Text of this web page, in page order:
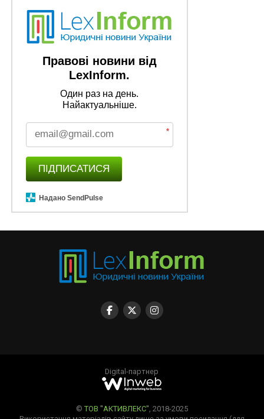
Правові новини від
LexInform.
Один раз на день.
Найактуальніше.
*
ПІДПИСАТИСЯ
Надано SendPulse
Digital-партнер
© ТОВ "АКТИВЛЕКС" , 2018-2025